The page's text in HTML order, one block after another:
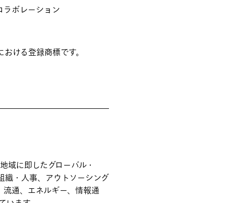
ボレーション
ける登録商標です。
域に即したグローバル・
織・人事、アウトソーシング
通、エネルギー、情報通